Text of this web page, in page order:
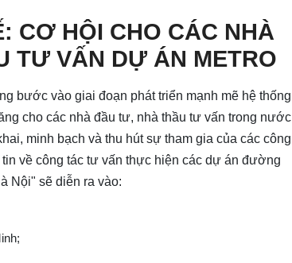
CƠ HỘI CHO CÁC NHÀ
TƯ VẤN DỰ ÁN METRO
bước vào giai đoạn phát triển mạnh mẽ hệ thống
cho các nhà đầu tư, nhà thầu tư vấn trong nước
minh bạch và thu hút sự tham gia của các công
về công tác tư vấn thực hiện các dự án đường
Nội" sẽ diễn ra vào: